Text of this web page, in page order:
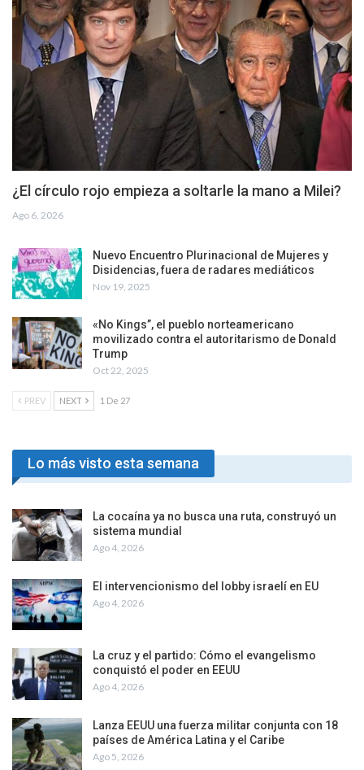
CLAE - Argentina
¿El círculo rojo empieza a soltarle la mano a Milei?
Ago 6, 2026
Nuevo Encuentro Plurinacional de Mujeres y
Disidencias, fuera de radares mediáticos
Nov 19, 2025
Trump
Oct 22, 2025
Ago 4, 2026
El intervencionismo del lobby israelí en EU
La cruz y el partido: Cómo el evangelismo